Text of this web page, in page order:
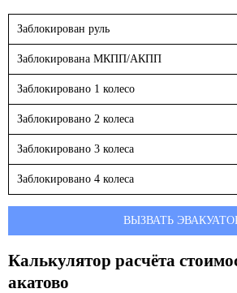
Заблокирован руль
Заблокирована МКПП/АКПП
Заблокировано 1 колесо
Заблокировано 2 колеса
Заблокировано 3 колеса
Заблокировано 4 колеса
ВЫЗВАТЬ
Калькулятор расчёта
акатово